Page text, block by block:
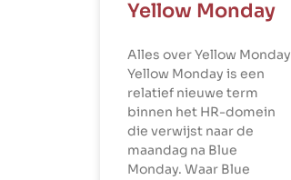
Yellow Monday
Alles over Yellow Monday
Yellow Monday is een
relatief nieuwe term
binnen het HR-domein
die verwijst naar de
maandag na Blue
Monday. Waar Blue